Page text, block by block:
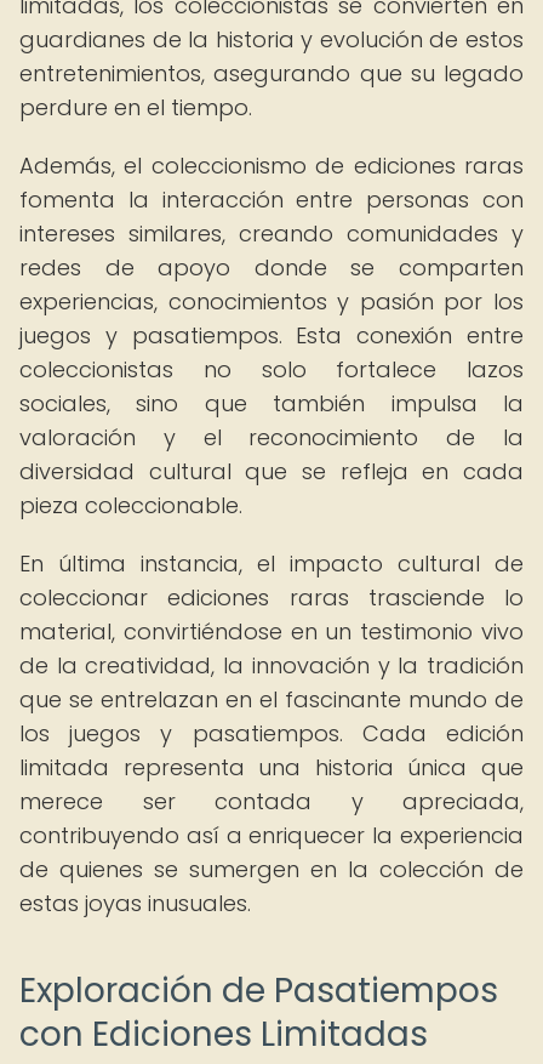
guardianes de la historia y evolución de estos
entretenimientos, asegurando que su legado
perdure en el tiempo.
Además, el coleccionismo de ediciones raras
fomenta la interacción entre personas con
intereses similares, creando comunidades y
redes de apoyo donde se comparten
experiencias, conocimientos y pasión por los
juegos y pasatiempos. Esta conexión entre
coleccionistas no solo fortalece lazos
sociales, sino que también impulsa la
valoración y el reconocimiento de la
diversidad cultural que se refleja en cada
pieza coleccionable.
En última instancia, el impacto cultural de
coleccionar ediciones raras trasciende lo
material, convirtiéndose en un testimonio vivo
de la creatividad, la innovación y la tradición
que se entrelazan en el fascinante mundo de
los juegos y pasatiempos. Cada edición
limitada representa una historia única que
merece ser contada y apreciada,
contribuyendo así a enriquecer la experiencia
de quienes se sumergen en la colección de
estas joyas inusuales.
Exploración de Pasatiempos
con Ediciones Limitadas